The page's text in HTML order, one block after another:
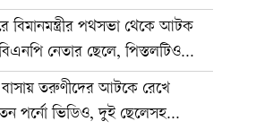
বিমানমন্ত্রীর পথসভা থেকে আটক
নেতার ছেলে, পিস্তলটিও
বাসায় তরুণীদের আটকে রেখে
পর্নো ভিডিও, দুই ছেলেসহ